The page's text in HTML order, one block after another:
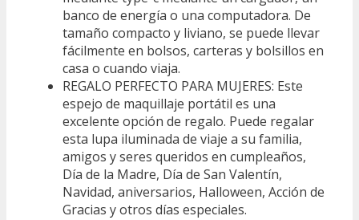
banco de energía o una computadora. De
tamaño compacto y liviano, se puede llevar
fácilmente en bolsos, carteras y bolsillos en
casa o cuando viaja.
REGALO PERFECTO PARA MUJERES: Este
espejo de maquillaje portátil es una
excelente opción de regalo. Puede regalar
esta lupa iluminada de viaje a su familia,
amigos y seres queridos en cumpleaños,
Día de la Madre, Día de San Valentín,
Navidad, aniversarios, Halloween, Acción de
Gracias y otros días especiales.